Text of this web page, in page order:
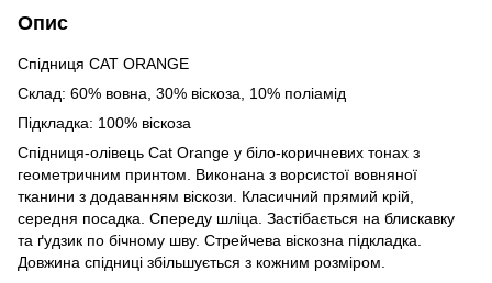
Опис
Спідниця CAT ORANGE
Склад: 60% вовна, 30% віскоза, 10% поліамід
Підкладка: 100% віскоза
Спідниця-олівець Cat Orange у біло-коричневих тонах з
геометричним принтом. Виконана з ворсистої вовняної
тканини з додаванням віскози. Класичний прямий крій,
середня посадка. Спереду шліца. Застібається на блискавку
та ґудзик по бічному шву. Стрейчева віскозна підкладка.
Довжина спідниці збільшується з кожним розміром.